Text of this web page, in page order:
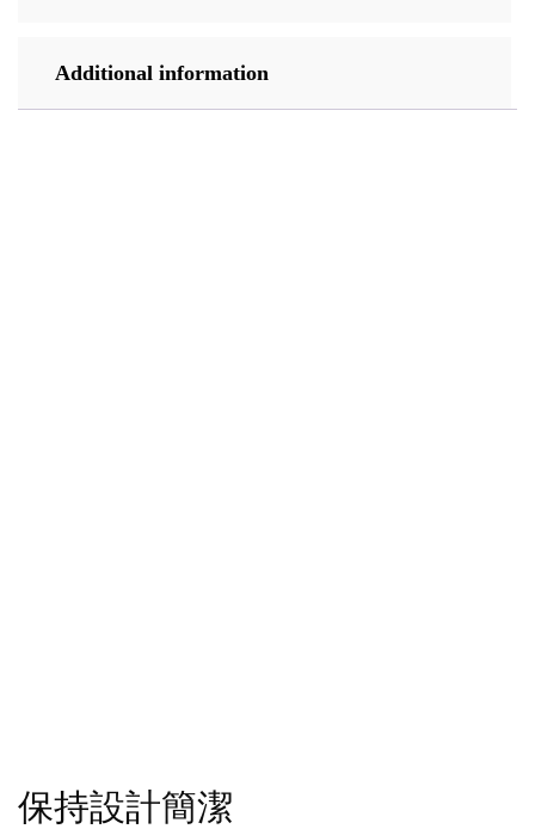
Additional information
保持設計簡潔